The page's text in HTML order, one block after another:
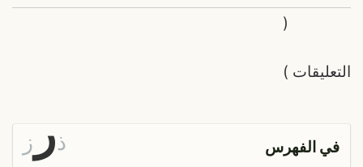
التعليقات
(
)
في الفهرس ذر ز